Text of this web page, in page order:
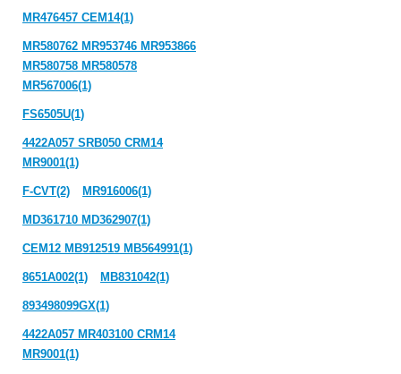
MR476457 CEM14(1)
MR580762 MR953746 MR953866
MR580758 MR580578
MR567006(1)
FS6505U(1)
4422A057 SRB050 CRM14
MR9001(1)
F-CVT(2) MR916006(1)
MD361710 MD362907(1)
CEM12 MB912519 MB564991(1)
8651A002(1) MB831042(1)
893498099GX(1)
4422A057 MR403100 CRM14
MR9001(1)